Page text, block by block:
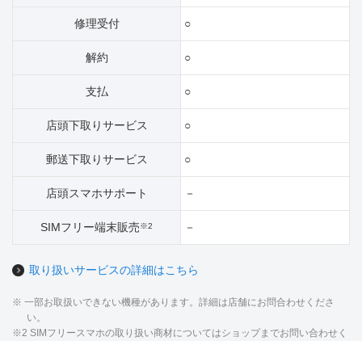
修理受付 ○
解約 ○
支払 ○
店頭下取りサービス ○
郵送下取りサービス ○
店頭スマホサポート －
SIMフリー端末販売※2 －
取り扱いサービスの詳細はこちら
※ 一部お取扱いできない機種があります。詳細は店舗にお問合わせくださ
い。
※2 SIMフリースマホの取り扱い商材についてはショップまでお問い合わせく